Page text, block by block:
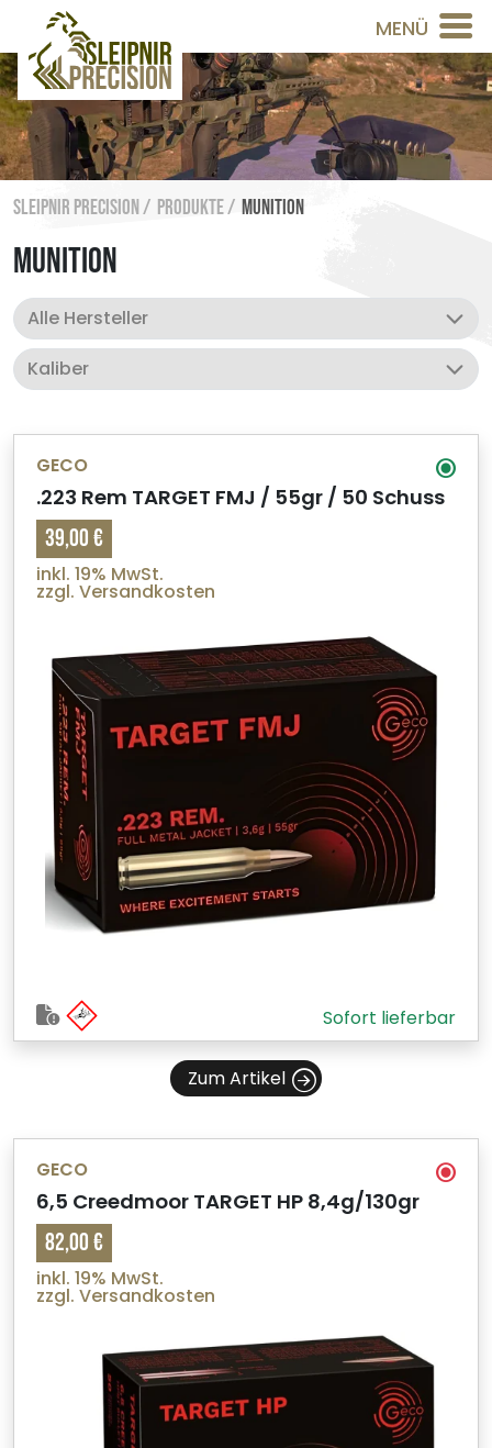
MENÜ
Sleipnir Precision / Produkte / Munition
MUNITION
GECO
.223 Rem TARGET FMJ / 55gr / 50 Schuss
39,00 €
inkl. 19% MwSt.
zzgl. Versandkosten
Sofort lieferbar
Zum Artikel
GECO
6,5 Creedmoor TARGET HP 8,4g/130gr
82,00 €
inkl. 19% MwSt.
zzgl. Versandkosten